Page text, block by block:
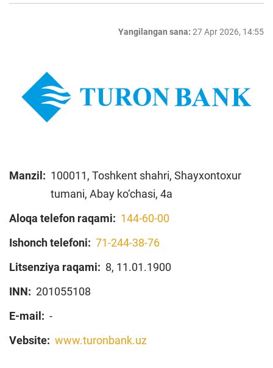
Yangilangan sana: 27 Apr 2026, 14:55
Manzil: 100011, Toshkent shahri, Shayxontoxur
tumani, Abay ko‘chasi, 4a
Aloqa telefon raqami: 144-60-00
Ishonch telefoni: 71-244-38-76
Litsenziya raqami: 8, 11.01.1900
INN: 201055108
E-mail: -
Vebsite: www.turonbank.uz